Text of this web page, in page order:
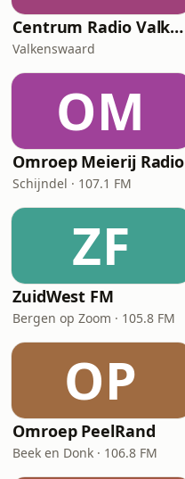
Centrum Radio Valkenswaard
Valkenswaard
OM
Omroep Meierij Radio
Schijndel · 107.1 FM
ZF
ZuidWest FM
Bergen op Zoom · 105.8 FM
OP
Omroep PeelRand
Beek en Donk · 106.8 FM